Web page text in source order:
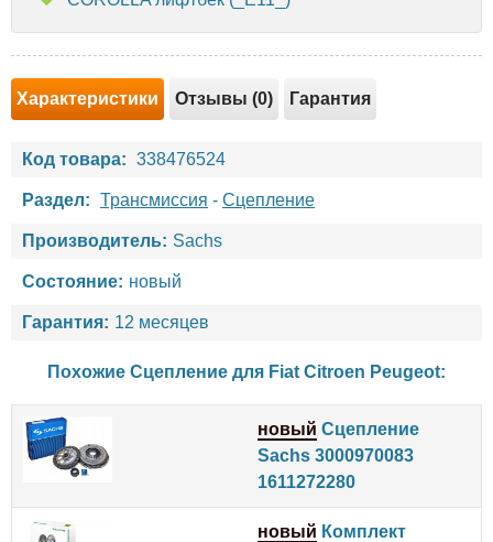
Характеристики Отзывы (0) Гарантия
Код товара: 338476524
Раздел: Трансмиссия - Сцепление
Производитель: Sachs
Состояние: новый
Гарантия: 12 месяцев
Похожие Сцепление для Fiat Citroen Peugeot:
новый Сцепление
Sachs 3000970083
1611272280
новый Комплект